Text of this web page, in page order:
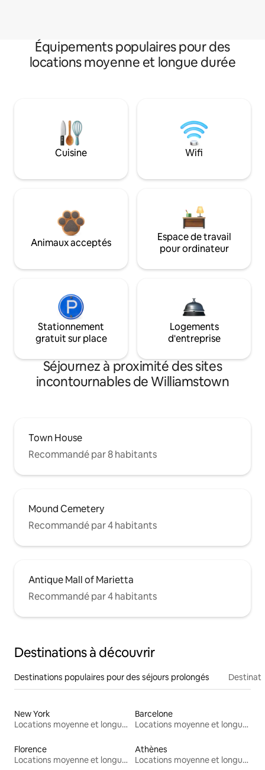
Équipements populaires pour des
locations moyenne et longue durée
Cuisine Wifi
Animaux acceptés
Espace de travail
pour ordinateur
Stationnement
gratuit sur place
Logements
d'entreprise
Séjournez à proximité des sites
incontournables de Williamstown
Town House
Recommandé par 8 habitants
Mound Cemetery
Recommandé par 4 habitants
Antique Mall of Marietta
Recommandé par 4 habitants
Destinations à découvrir
Destinations populaires pour des séjours prolongés
New York
Locations moyenne et longue durée
Barcelone
Locations moyenne et longue durée
Florence
Locations moyenne et longue durée
Athènes
Locations moyenne et longue durée